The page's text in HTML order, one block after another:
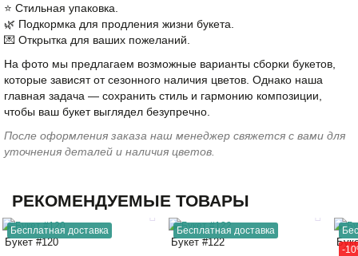
⭐️ Стильная упаковка.
🌿 Подкормка для продления жизни букета.
💌 Открытка для ваших пожеланий.
На фото мы предлагаем возможные варианты сборки букетов,
которые зависят от сезонного наличия цветов. Однако наша
главная задача — сохранить стиль и гармонию композиции,
чтобы ваш букет выглядел безупречно.
После оформления заказа наш менеджер свяжется с вами для
уточнения деталей и наличия цветов.
РЕКОМЕНДУЕМЫЕ ТОВАРЫ
Бесплатная доставка
Букет #120
Бесплатная доставка
Букет #122
-